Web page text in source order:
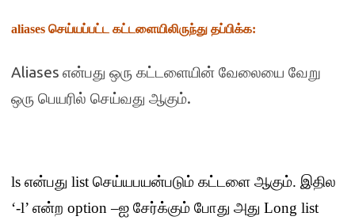
aliases செய்யப்பட்ட கட்டளையிலிருந்து தப்பிக்க:
Aliases என்பது ஒரு கட்டளையின் வேலையை வேறு
ஒரு பெயரில் செய்வது ஆகும்.
ls என்பது list செய்யபயன்படும் கட்டளை ஆகும். இதில
‘-l’ என்ற option –ஐ சேர்க்கும் போது அது Long list